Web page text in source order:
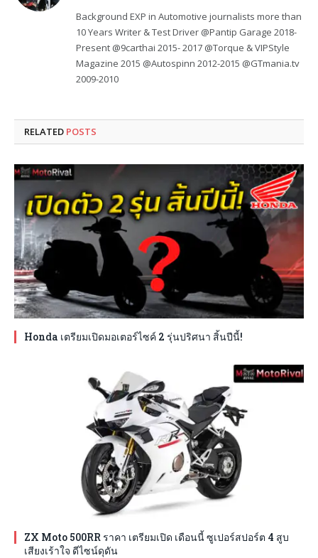
Background EXP in Automotive journalists more than
10 Years Writer & Test Driver @Pantip Garage 2018-
Present @9carthai 2015- 2017 @Torque & VIPStyle
Magazine 2015 @Autospinn 2012-2015 @GTmania.tv
2009-2010
RELATED POSTS
Honda เตรียมเปิดมอเตอร์ไซค์ 2 รุ่นปริศนา สิ้นปีนี้!
ZX Moto 500RR ราคา เตรียมเปิด เดือนนี้ ซูเปอร์สปอร์ต 4 สูบ
เสียงเร้าใจ ดีไซน์ดุดัน